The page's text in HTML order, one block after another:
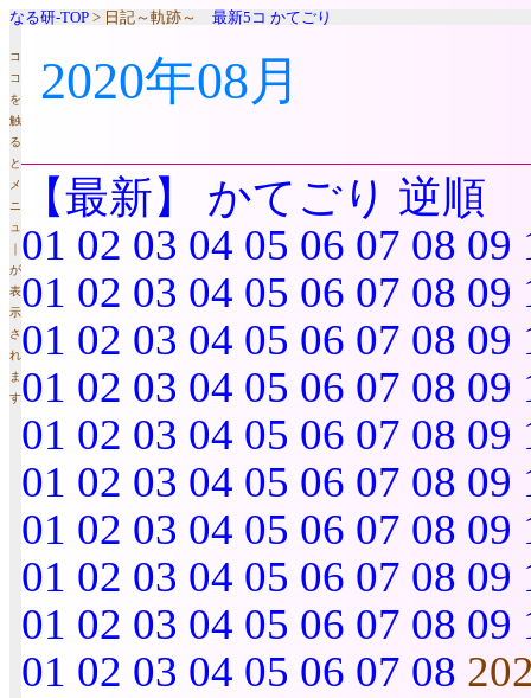
なる研-TOP > 日記～軌跡～ 最新5コ かてごり
コ
コ
を
触
る
と
メ
ニ
ュ
｜
が
表
示
さ
れ
ま
す
2020年08月
【最新】 かてごり 逆順
01 02 03 04 05 06 07 08 09
01 02 03 04 05 06 07 08 09
01 02 03 04 05 06 07 08 09
01 02 03 04 05 06 07 08 09
01 02 03 04 05 06 07 08 09
01 02 03 04 05 06 07 08 09
01 02 03 04 05 06 07 08 09
01 02 03 04 05 06 07 08 09
01 02 03 04 05 06 07 08 09
01 02 03 04 05 06 07 08